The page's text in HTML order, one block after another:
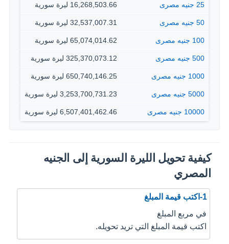
25 جنيه مصرى 16,268,503.66 ليرة سورية
50 جنيه مصرى 32,537,007.31 ليرة سورية
100 جنيه مصرى 65,074,014.62 ليرة سورية
500 جنيه مصرى 325,370,073.12 ليرة سورية
1000 جنيه مصرى 650,740,146.25 ليرة سورية
5000 جنيه مصرى 3,253,700,731.23 ليرة سورية
10000 جنيه مصرى 6,507,401,462.46 ليرة سورية
كيفية تحويل الليرة السورية إلى الجنيه
المصري
1-اكتب قيمة المبلغ
في مربع المبلغ
اكتب قيمة المبلغ التي تريد تحويله.